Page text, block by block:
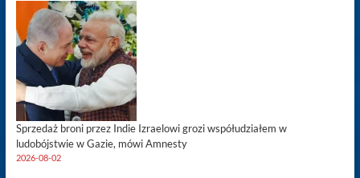
Sprzedaż broni przez Indie Izraelowi grozi współudziałem w
ludobójstwie w Gazie, mówi Amnesty
2026-08-02